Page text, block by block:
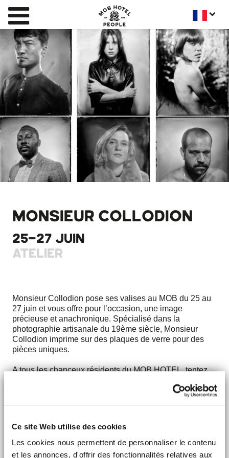
Ce site Web utilise des cookies
Les cookies nous permettent de personnaliser le contenu
et les annonces, d'offrir des fonctionnalités relatives aux
MONSIEUR COLLODION
25-27 JUIN
ATELIER
Monsieur Collodion pose ses valises au MOB du 25 au
27 juin et vous offre pour l’occasion, une image
précieuse et anachronique. Spécialisé dans la
photographie artisanale du 19ème siècle, Monsieur
Collodion imprime sur des plaques de verre pour des
pièces uniques.
A tous les chanceux résidents du MOB HOTEL, tentez
nous entre les 25 et 27 juin. Seul, avec votre moitié ou